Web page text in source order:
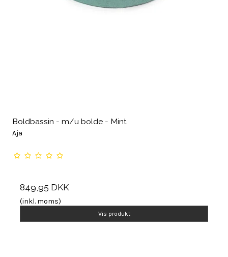
Boldbassin - m/u bolde - Mint
Aja
849,95 DKK
(inkl. moms)
Vis produkt